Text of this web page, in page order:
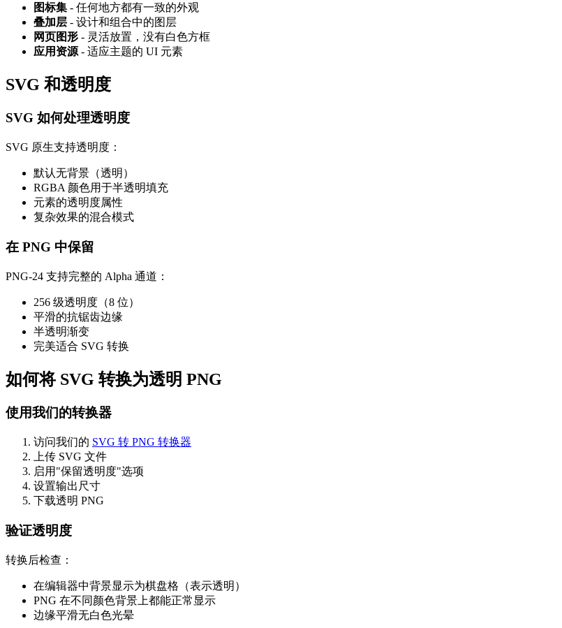
图标集 - 任何地方都有一致的外观
叠加层 - 设计和组合中的图层
网页图形 - 灵活放置，没有白色方框
应用资源 - 适应主题的 UI 元素
SVG 和透明度
SVG 如何处理透明度
SVG 原生支持透明度：
默认无背景（透明）
RGBA 颜色用于半透明填充
元素的透明度属性
复杂效果的混合模式
在 PNG 中保留
PNG-24 支持完整的 Alpha 通道：
256 级透明度（8 位）
平滑的抗锯齿边缘
半透明渐变
完美适合 SVG 转换
如何将 SVG 转换为透明 PNG
使用我们的转换器
访问我们的 SVG 转 PNG 转换器
上传 SVG 文件
启用"保留透明度"选项
设置输出尺寸
下载透明 PNG
验证透明度
转换后检查：
在编辑器中背景显示为棋盘格（表示透明）
PNG 在不同颜色背景上都能正常显示
边缘平滑无白色光晕